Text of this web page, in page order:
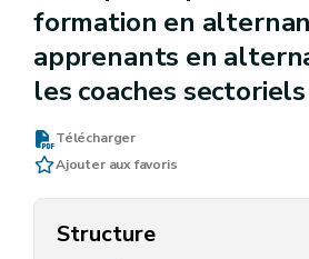
formation en
apprenants en
les coaches sectoriels
Télécharger
Ajouter aux favoris
Structure